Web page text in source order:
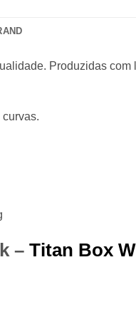
Produzidas com
– Titan Box